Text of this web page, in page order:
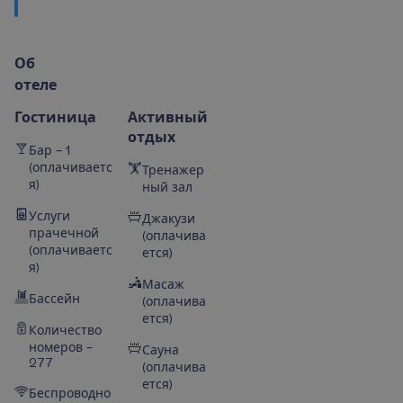
Об
отеле
Гостиница
Бар – 1
(оплачиваетс
я)
Услуги
прачечной
(оплачиваетс
я)
Бассейн
Количество
номеров –
277
Беспроводно
Активный
отдых
Тренажер
ный зал
Джакузи
(оплачива
ется)
Масаж
(оплачива
ется)
Сауна
(оплачива
ется)